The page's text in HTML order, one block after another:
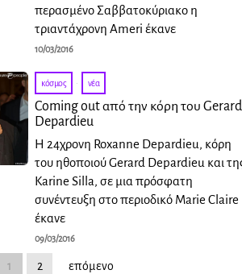
περασμένο Σαββατοκύριακο η
τριαντάχρονη Ameri έκανε
10/03/2016
κόσμος · νέα
Coming out από την κόρη του Gerard
Depardieu
H 24χρονη Roxanne Depardieu, κόρη
του ηθοποιού Gerard Depardieu και
Karine Silla, σε μια πρόσφατη
συνέντευξη στο περιοδικό Marie Claire
έκανε
09/03/2016
1 2 επόμενο